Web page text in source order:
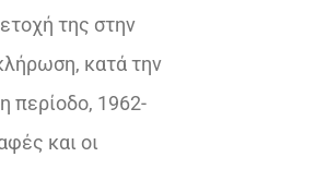
της στην
κατά την
περίοδο, 1962-
και οι